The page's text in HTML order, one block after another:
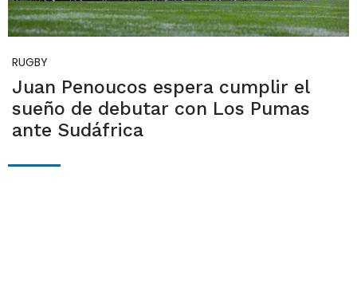
RUGBY
Juan Penoucos espera cumplir el
sueño de debutar con Los Pumas
ante Sudáfrica